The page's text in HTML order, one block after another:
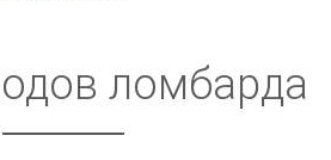
ломбарда